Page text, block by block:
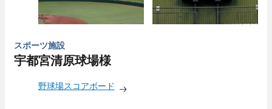
スポーツ施設
宇都宮清原球場様
野球場スコアボード